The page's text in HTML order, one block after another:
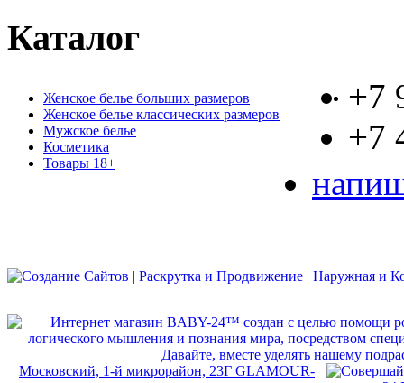
Каталог
Женское белье больших размеров
Женское белье классических размеров
Мужское белье
Косметика
Товары 18+
+7
+7
Московский, 1-й микрорайон, 23Г GLAMOUR-